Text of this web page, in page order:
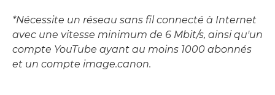
*Nécessite un réseau sans fil connecté à Internet
avec une vitesse minimum de 6 Mbit/s, ainsi qu'un
compte YouTube ayant au moins 1000 abonnés
et un compte image.canon.